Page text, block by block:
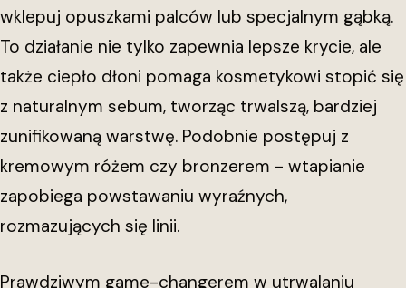
wklepuj opuszkami palców lub specjalnym gąbką.
To działanie nie tylko zapewnia lepsze krycie, ale
także ciepło dłoni pomaga kosmetykowi stopić się
z naturalnym sebum, tworząc trwalszą, bardziej
zunifikowaną warstwę. Podobnie postępuj z
kremowym różem czy bronzerem - wtapianie
zapobiega powstawaniu wyraźnych,
rozmazujących się linii.
Prawdziwym game-changerem w utrwalaniu